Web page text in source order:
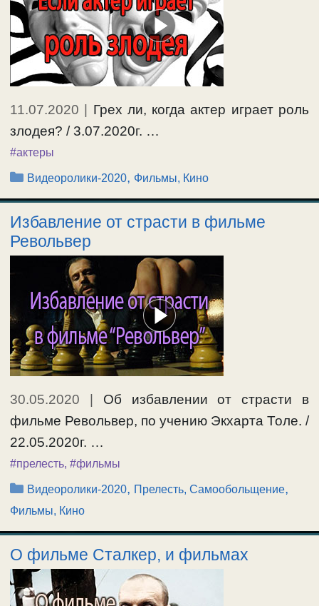
11.07.2020
Грех ли, когда актер играет роль
злодея? / 3.07.2020г. …
#актеры
Рубрики
Видеоролики-2020, Фильмы, Кино
Избавление от страсти в фильме
Револьвер
30.05.2020
Об избавлении от страсти в
фильме Револьвер, по учению Экхарта Толе. /
22.05.2020г. …
#прелесть, #фильмы
Рубрики
Видеоролики-2020, Прелесть, Самообольщение,
Фильмы, Кино
О фильме Сталкер, и фильмах